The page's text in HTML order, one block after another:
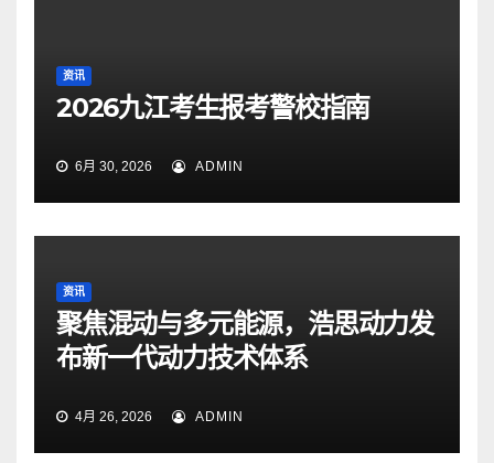
资讯
2026九江考生报考警校指南
6月 30, 2026 ADMIN
资讯
聚焦混动与多元能源，浩思动力发
布新一代动力技术体系
4月 26, 2026 ADMIN